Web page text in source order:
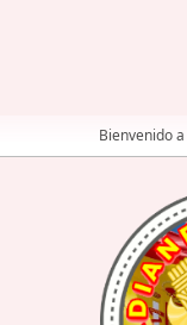
Bienvenido a